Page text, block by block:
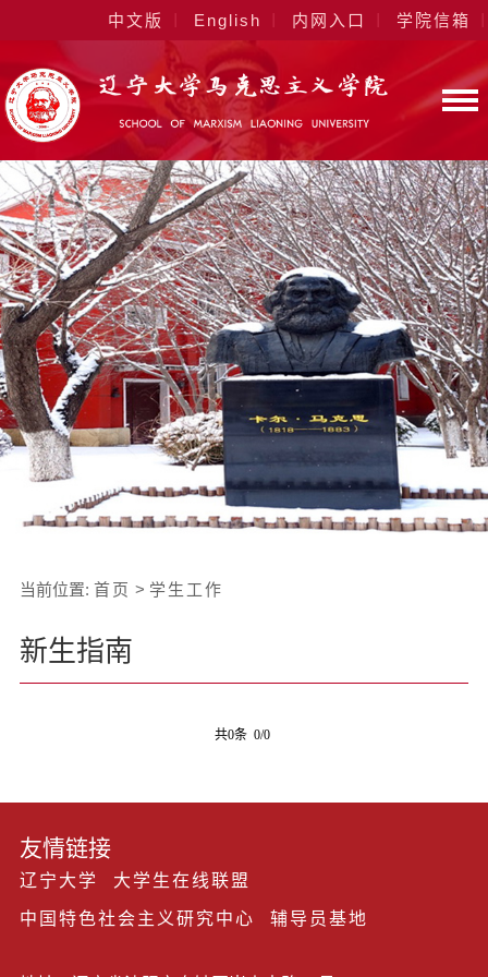
中文版 English 内网入口 学院信箱
当前位置: 首页 > 学生工作
新生指南
共0条 0/0
友情链接
辽宁大学 大学生在线联盟
中国特色社会主义研究中心 辅导员基地